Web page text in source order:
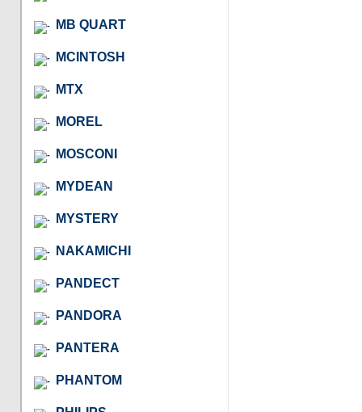
MB QUART
MCINTOSH
MTX
MOREL
MOSCONI
MYDEAN
MYSTERY
NAKAMICHI
PANDECT
PANDORA
PANTERA
PHANTOM